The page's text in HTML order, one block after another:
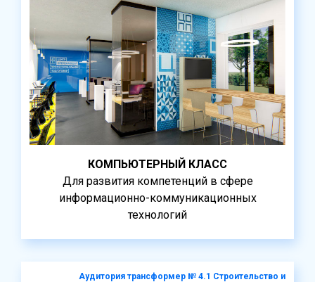
КОМПЬЮТЕРНЫЙ КЛАСС
Для развития компетенций в сфере
информационно-коммуникационных
технологий
Аудитория трансформер № 4.1 Строительство и